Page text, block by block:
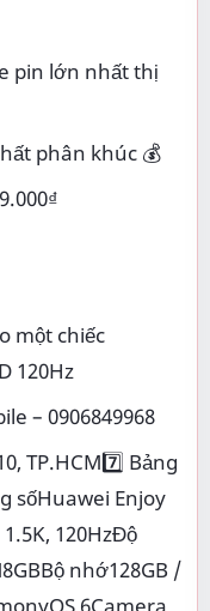
pin lớn nhất thị
phân khúc 💰
một chiếc
120Hz
– 0906849968
TP.HCM7️⃣ Bảng
sốHuawei Enjoy
120HzĐộ
nhớ128GB /
6Camera